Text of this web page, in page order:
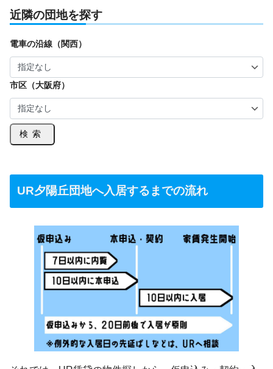
近隣の団地を探す
電車の沿線（関西）
市区（大阪府）
検索
UR夕陽丘団地へ入居するまでの流れ